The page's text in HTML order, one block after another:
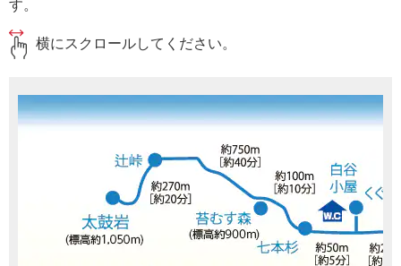
す。
横にスクロールしてください。